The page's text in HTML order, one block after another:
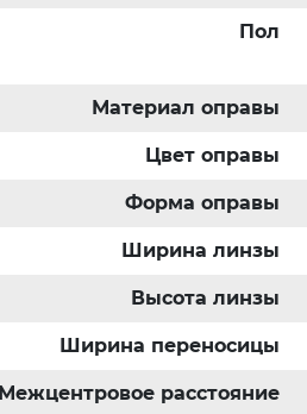
Пол
Материал оправы
Цвет оправы
Форма оправы
Ширина линзы
Высота линзы
Ширина переносицы
Межцентровое расстояние